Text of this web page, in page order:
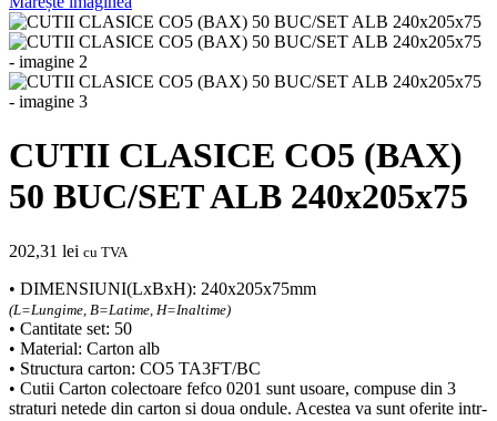
CUTII CLASICE CO5 (BAX)
50 BUC/SET ALB 240x205x75
202,31 lei cu TVA
• DIMENSIUNI(LxBxH): 240x205x75mm
(L=Lungime, B=Latime, H=Inaltime)
• Cantitate set: 50
• Material: Carton alb
• Structura carton: CO5 TA3FT/BC
• Cutii Carton colectoare fefco 0201 sunt usoare, compuse din 3
straturi netede din carton si doua ondule. Acestea va sunt oferite intr-